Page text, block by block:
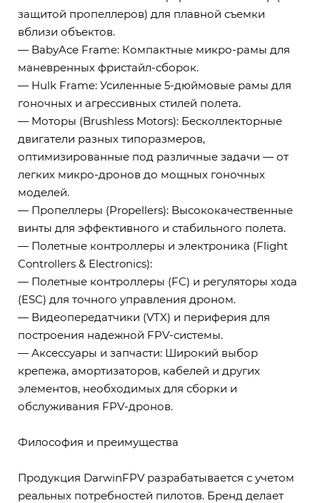
защитой пропеллеров) для плавной съемки
вблизи объектов.
— BabyAce Frame: Компактные микро-рамы для
маневренных фристайл-сборок.
— Hulk Frame: Усиленные 5-дюймовые рамы для
гоночных и агрессивных стилей полета.
— Моторы (Brushless Motors): Бесколлекторные
двигатели разных типоразмеров,
оптимизированные под различные задачи — от
легких микро-дронов до мощных гоночных
моделей.
— Пропеллеры (Propellers): Высококачественные
винты для эффективного и стабильного полета.
— Полетные контроллеры и электроника (Flight
Controllers & Electronics):
— Полетные контроллеры (FC) и регуляторы хода
(ESC) для точного управления дроном.
— Видеопередатчики (VTX) и периферия для
построения надежной FPV-системы.
— Аксессуары и запчасти: Широкий выбор
крепежа, амортизаторов, кабелей и других
элементов, необходимых для сборки и
обслуживания FPV-дронов.
Философия и преимущества
Продукция DarwinFPV разрабатывается с учетом
реальных потребностей пилотов. Бренд делает